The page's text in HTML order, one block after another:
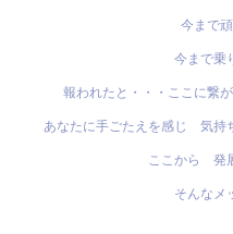
今まで
今まで乗
報われたと・・・ここに繋
あなたに手ごたえを感じ 気
ここから 発
そんなメ